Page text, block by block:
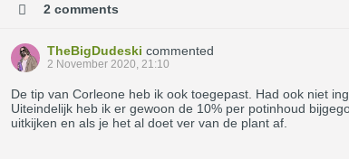
2 comments
TheBigDudeski commented
2 November 2020, 21:10
De tip van Corleone heb ik ook toegepast. Had ook niet
Uiteindelijk heb ik er gewoon de 10% per potinhoud
uitkijken en als je het al doet ver van de plant af.